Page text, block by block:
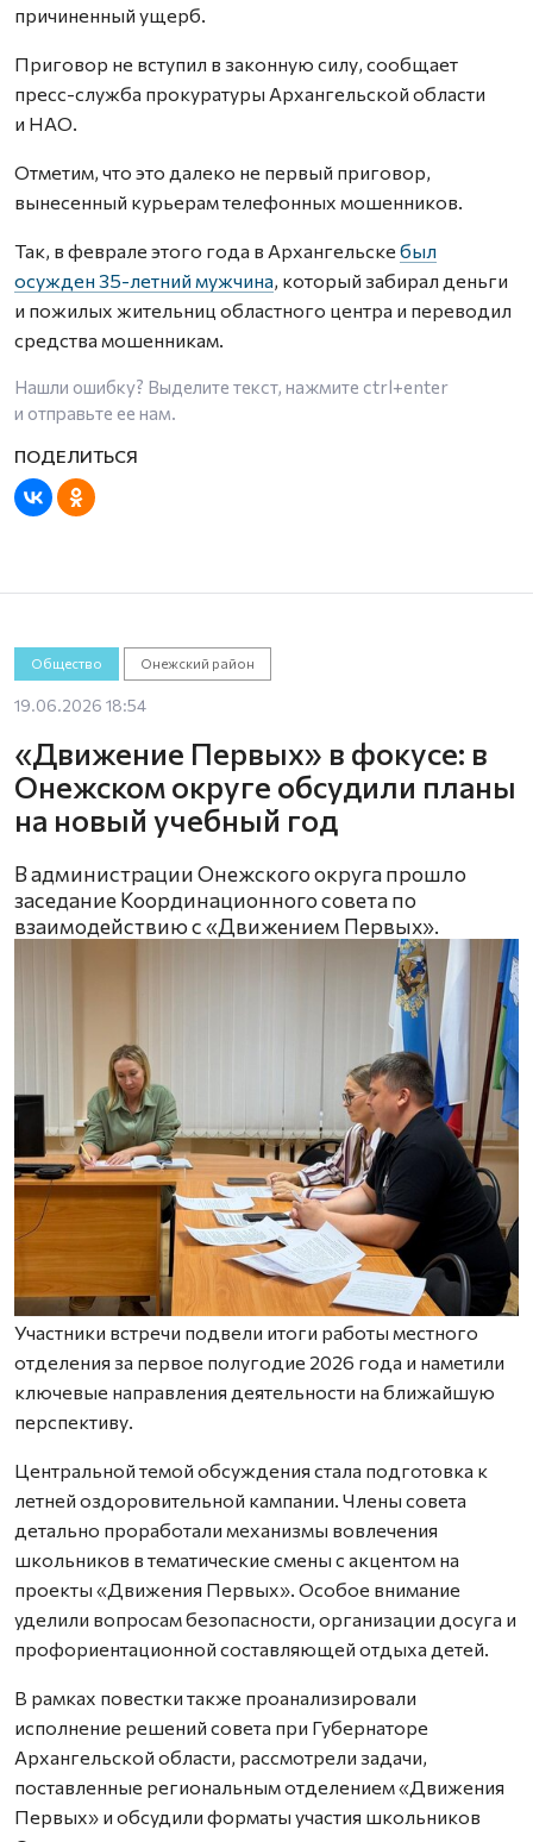
причиненный ущерб.
Приговор не вступил в законную силу, сообщает
пресс-служба прокуратуры Архангельской области
и НАО.
Отметим, что это далеко не первый приговор,
вынесенный курьерам телефонных мошенников.
Так, в феврале этого года в Архангельске был
осужден 35-летний мужчина, который забирал деньги
и пожилых жительниц областного центра и переводил
средства мошенникам.
Нашли ошибку? Выделите текст, нажмите ctrl+enter
и отправьте ее нам.
Общество Онежский район
19.06.2026 18:54
«Движение Первых» в фокусе: в
Онежском округе обсудили планы
на новый учебный год
В администрации Онежского округа прошло
заседание Координационного совета по
взаимодействию с «Движением Первых».
Участники встречи подвели итоги работы местного
отделения за первое полугодие 2026 года и наметили
ключевые направления деятельности на ближайшую
перспективу.
Центральной темой обсуждения стала подготовка к
летней оздоровительной кампании. Члены совета
детально проработали механизмы вовлечения
школьников в тематические смены с акцентом на
проекты «Движения Первых». Особое внимание
уделили вопросам безопасности, организации досуга и
профориентационной составляющей отдыха детей.
В рамках повестки также проанализировали
исполнение решений совета при Губернаторе
Архангельской области, рассмотрели задачи,
поставленные региональным отделением «Движения
Первых» и обсудили форматы участия школьников